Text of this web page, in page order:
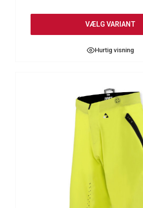
VÆLG VARIANT
Hurtig visning